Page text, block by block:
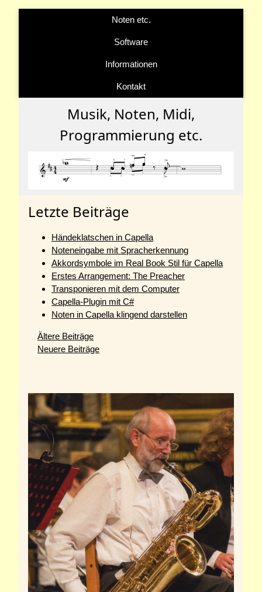
Noten etc.
Software
Informationen
Kontakt
Musik, Noten, Midi,
Programmierung etc.
Letzte Beiträge
Händeklatschen in Capella
Noteneingabe mit Spracherkennung
Akkordsymbole im Real Book Stil für Capella
Erstes Arrangement: The Preacher
Transponieren mit dem Computer
Capella-Plugin mit C#
Noten in Capella klingend darstellen
Ältere Beiträge
Neuere Beiträge